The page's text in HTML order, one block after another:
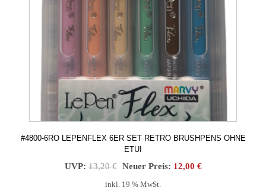
#4800-6RO LEPENFLEX 6ER SET RETRO BRUSHPENS OHNE
ETUI
UVP: 13,20€ Ursprünglicher
Neuer Preis: 12,00 €Aktueller
inkl. 19 % MwSt.